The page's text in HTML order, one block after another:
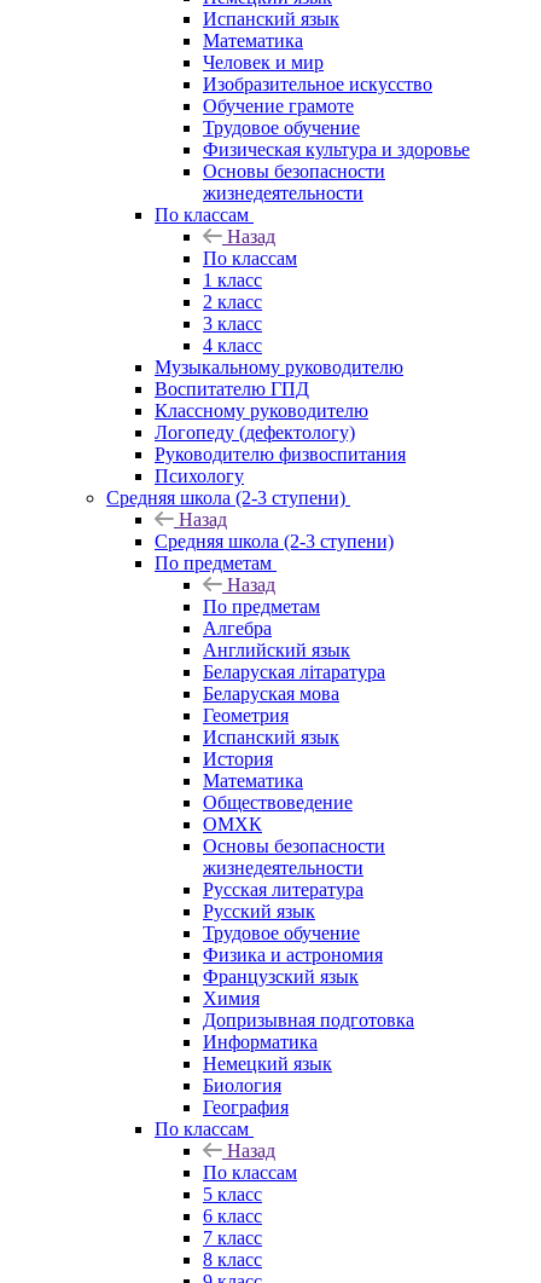
Испанский язык
Математика
Человек и мир
Изобразительное искусство
Обучение грамоте
Трудовое обучение
Физическая культура и здоровье
Основы безопасности
жизнедеятельности
По классам
Назад
По классам
1 класс
2 класс
3 класс
4 класс
Музыкальному руководителю
Воспитателю ГПД
Классному руководителю
Логопеду (дефектологу)
Руководителю физвоспитания
Психологу
Средняя школа (2-3 ступени)
Назад
Средняя школа (2-3 ступени)
По предметам
Назад
По предметам
Алгебра
Английский язык
Беларуская літаратура
Беларуская мова
Геометрия
Испанский язык
История
Математика
Обществоведение
ОМХК
Основы безопасности
жизнедеятельности
Русская литература
Русский язык
Трудовое обучение
Физика и астрономия
Французский язык
Химия
Допризывная подготовка
Информатика
Немецкий язык
Биология
География
По классам
Назад
По классам
5 класс
6 класс
7 класс
8 класс